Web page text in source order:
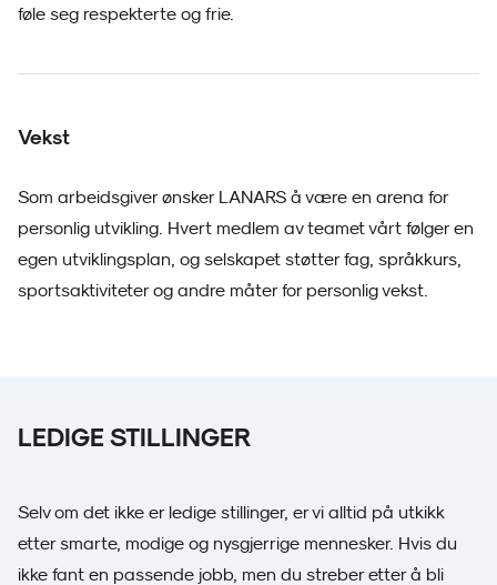
føle seg respekterte og frie.
Vekst
Som arbeidsgiver ønsker LANARS å være en arena for
personlig utvikling. Hvert medlem av teamet vårt følger en
egen utviklingsplan, og selskapet støtter fag, språkkurs,
sportsaktiviteter og andre måter for personlig vekst.
LEDIGE STILLINGER
Selv om det ikke er ledige stillinger, er vi alltid på utkikk
etter smarte, modige og nysgjerrige mennesker. Hvis du
ikke fant en passende jobb, men du streber etter å bli